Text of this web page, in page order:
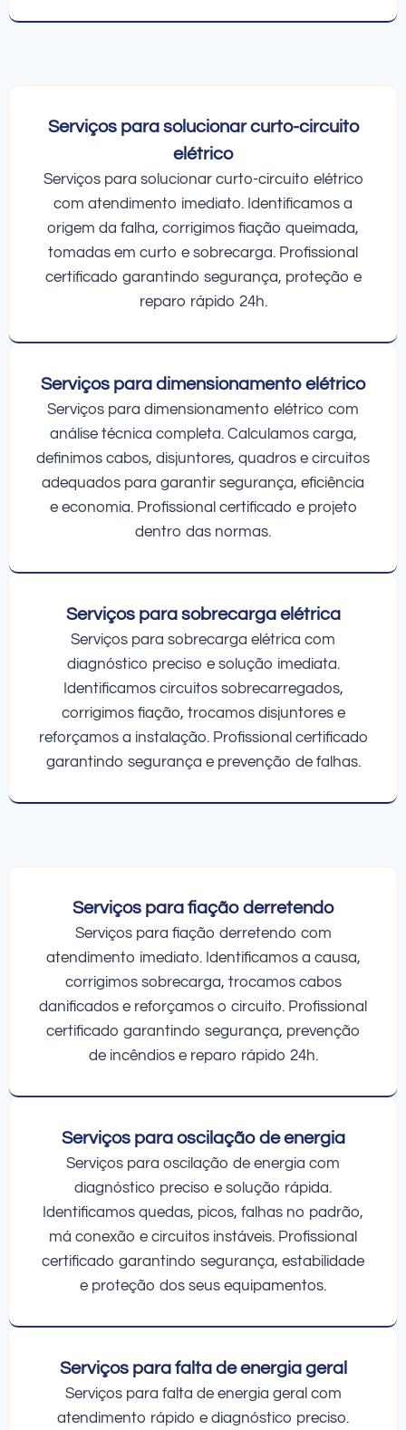
Serviços para solucionar curto-circuito
elétrico
Serviços para solucionar curto-circuito elétrico
com atendimento imediato. Identificamos a
origem da falha, corrigimos fiação queimada,
tomadas em curto e sobrecarga. Profissional
certificado garantindo segurança, proteção e
reparo rápido 24h.
Serviços para dimensionamento elétrico
Serviços para dimensionamento elétrico com
análise técnica completa. Calculamos carga,
definimos cabos, disjuntores, quadros e circuitos
adequados para garantir segurança, eficiência
e economia. Profissional certificado e projeto
dentro das normas.
Serviços para sobrecarga elétrica
Serviços para sobrecarga elétrica com
diagnóstico preciso e solução imediata.
Identificamos circuitos sobrecarregados,
corrigimos fiação, trocamos disjuntores e
reforçamos a instalação. Profissional certificado
garantindo segurança e prevenção de falhas.
Serviços para fiação derretendo
Serviços para fiação derretendo com
atendimento imediato. Identificamos a causa,
corrigimos sobrecarga, trocamos cabos
danificados e reforçamos o circuito. Profissional
certificado garantindo segurança, prevenção
de incêndios e reparo rápido 24h.
Serviços para oscilação de energia
Serviços para oscilação de energia com
diagnóstico preciso e solução rápida.
Identificamos quedas, picos, falhas no padrão,
má conexão e circuitos instáveis. Profissional
certificado garantindo segurança, estabilidade
e proteção dos seus equipamentos.
Serviços para falta de energia geral
Serviços para falta de energia geral com
atendimento rápido e diagnóstico preciso.